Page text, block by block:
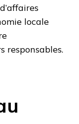
locale
responsables.